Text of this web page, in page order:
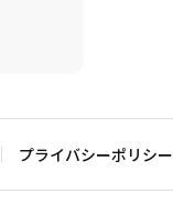
プライバシーポリシー